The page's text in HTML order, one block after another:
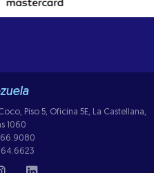
Piso 5, Oficina 5E, La Castellana,
1060